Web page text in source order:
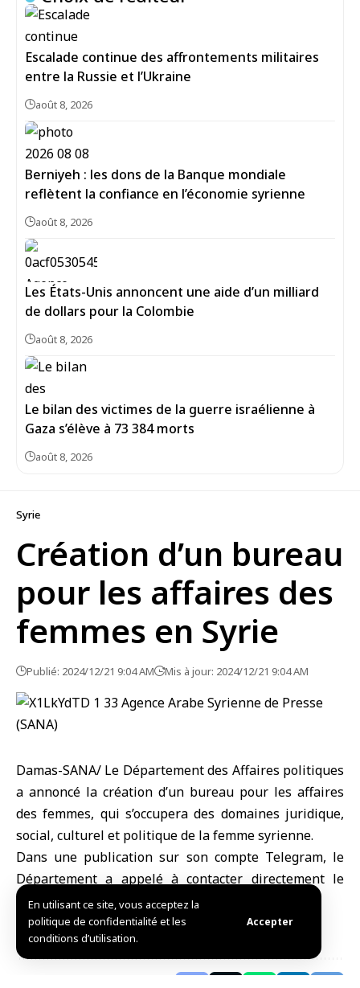
En utilisant ce site, vous acceptez la
politique de confidentialité et les
conditions d’utilisation.
Accepter
Escalade continue des affrontements militaires
entre la Russie et l’Ukraine
août 8, 2026
Berniyeh : les dons de la Banque mondiale
reflètent la confiance en l’économie syrienne
août 8, 2026
Les États-Unis annoncent une aide d’un milliard
de dollars pour la Colombie
août 8, 2026
Le bilan des victimes de la guerre israélienne à
Gaza s’élève à 73 384 morts
août 8, 2026
Syrie
Création d’un bureau
pour les affaires des
femmes en Syrie
Publié: 2024/12/21 9:04 AM Mis à jour: 2024/12/21 9:04 AM
Damas-SANA/ Le Département des Affaires politiques
a annoncé la création d’un bureau pour les affaires
des femmes, qui s’occupera des domaines juridique,
social, culturel et politique de la femme syrienne.
Dans une publication sur son compte Telegram, le
Département a appelé à contacter directement le
bureau au numéro +963 959 666342.
L.S.